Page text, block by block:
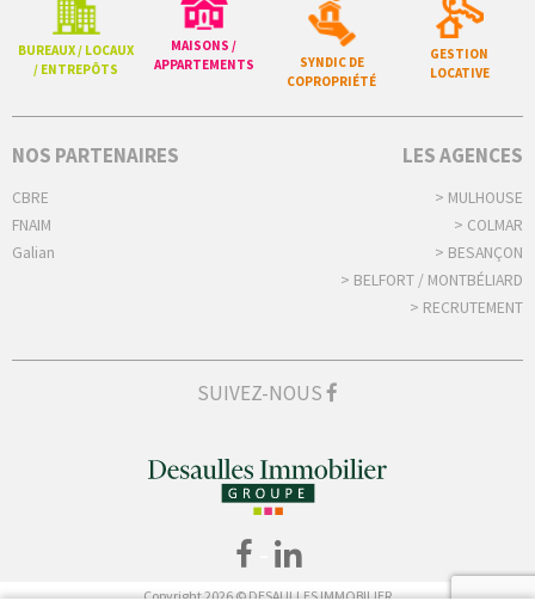
BUREAUX / LOCAUX
/ ENTREPÔTS
MAISONS /
APPARTEMENTS
SYNDIC DE
COPROPRIÉTÉ
GESTION
LOCATIVE
NOS PARTENAIRES
CBRE
FNAIM
Galian
LES AGENCES
> MULHOUSE
> COLMAR
> BESANÇON
> BELFORT / MONTBÉLIARD
> RECRUTEMENT
SUIVEZ-NOUS
Copyright 2026 © DESAULLES IMMOBILIER